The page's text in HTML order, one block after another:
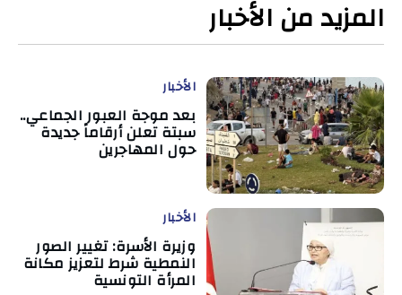
المزيد من الأخبار
الأخبار
بعد موجة العبور الجماعي..
سبتة تعلن أرقاماً جديدة
حول المهاجرين
الأخبار
وزيرة الأسرة: تغيير الصور
النمطية شرط لتعزيز مكانة
المرأة التونسية